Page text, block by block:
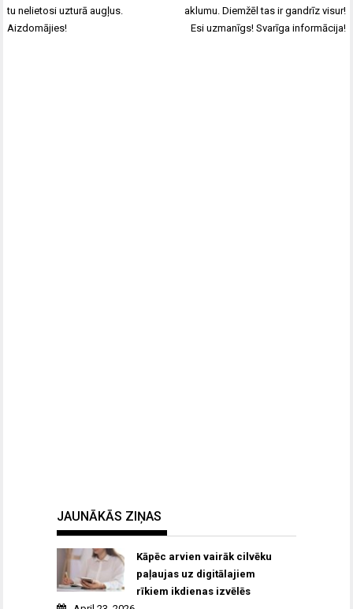
tu nelietosi uzturā augļus.
Aizdomājies!
aklumu. Diemžēl tas ir gandrīz visur!
Esi uzmanīgs! Svarīga informācija!
JAUNĀKĀS ZIŅAS
Kāpēc arvien vairāk cilvēku
paļaujas uz digitālajiem
rīkiem ikdienas izvēlēs